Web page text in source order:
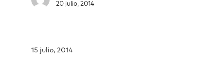
20 julio, 2014
15 julio, 2014